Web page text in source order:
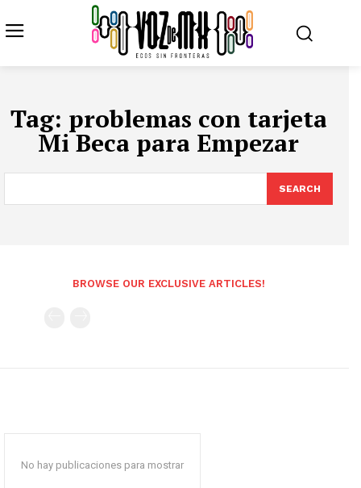
Tag: problemas con tarjeta
Mi Beca para Empezar
SEARCH
BROWSE OUR EXCLUSIVE ARTICLES!
No hay publicaciones para mostrar